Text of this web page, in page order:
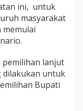
ini, untuk
masyarakat
memulai
pemilihan lanjut
dilakukan untuk
Bupati